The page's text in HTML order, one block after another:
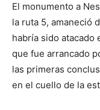
El monumento a
la ruta 5, amaneció
habría sido atacado
que fue arrancado
las primeras
en el cuello de la